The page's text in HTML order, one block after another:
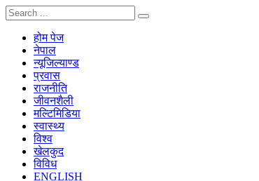
होम पेज
नेपाल
न्यूजिल्याण्ड
प्रवास
राजनीति
जीवनशैली
मल्टिमिडिया
स्वास्थ्य
विश्व
खेलकुद
विविध
ENGLISH